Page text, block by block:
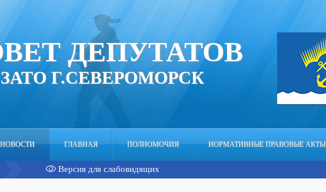
ДЕПУТАТОВ
ЗАТО Г.СЕВЕРОМОРСК
ГЛАВНАЯ ПОЛНОМОЧИЯ НОРМАТИВНЫЕ ПРАВОВЫЕ АКТЫ
Версия для слабовидящих